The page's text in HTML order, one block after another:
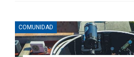
COMUNIDAD